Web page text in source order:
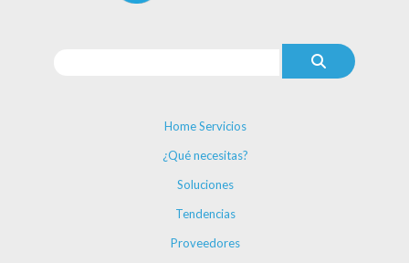
Home Servicios
¿Qué necesitas?
Soluciones
Tendencias
Proveedores